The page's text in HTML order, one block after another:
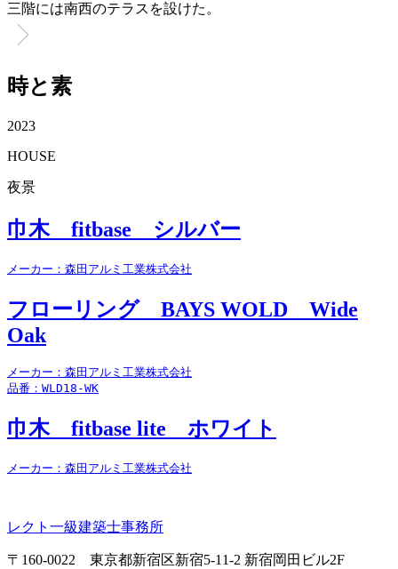
三階には南西のテラスを設けた。
時と素
2023
HOUSE
夜景
巾木 fitbase シルバー
メーカー：森田アルミ工業株式会社
フローリング BAYS WOLD Wide
Oak
メーカー：森田アルミ工業株式会社
品番：WLD18-WK
巾木 fitbase lite ホワイト
メーカー：森田アルミ工業株式会社
レクト一級建築士事務所
〒160-0022 東京都新宿区新宿5-11-2 新宿岡田ビル2F